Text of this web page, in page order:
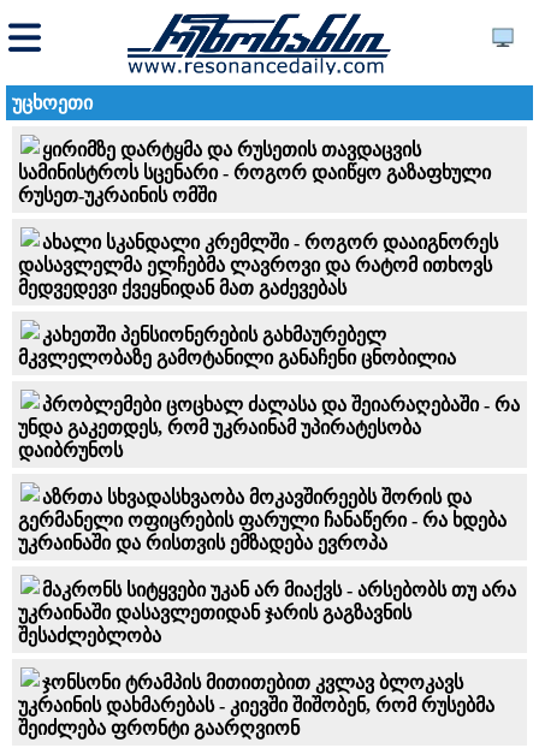
უცხოეთი
ყირიმზე დარტყმა და რუსეთის თავდაცვის
სამინისტროს სცენარი - როგორ დაიწყო გაზაფხული
რუსეთ-უკრაინის ომში
ახალი სკანდალი კრემლში - როგორ დააიგნორეს
დასავლელმა ელჩებმა ლავროვი და რატომ ითხოვს
მედვედევი ქვეყნიდან მათ გაძევებას
კახეთში პენსიონერების გახმაურებელ
მკვლელობაზე გამოტანილი განაჩენი ცნობილია
პრობლემები ცოცხალ ძალასა და შეიარაღებაში - რა
უნდა გაკეთდეს, რომ უკრაინამ უპირატესობა
დაიბრუნოს
აზრთა სხვადასხვაობა მოკავშირეებს შორის და
გერმანელი ოფიცრების ფარული ჩანაწერი - რა ხდება
უკრაინაში და რისთვის ემზადება ევროპა
მაკრონს სიტყვები უკან არ მიაქვს - არსებობს თუ არა
უკრაინაში დასავლეთიდან ჯარის გაგზავნის
შესაძლებლობა
ჯონსონი ტრამპის მითითებით კვლავ ბლოკავს
უკრაინის დახმარებას - კიევში შიშობენ, რომ რუსებმა
შეიძლება ფრონტი გაარღვიონ